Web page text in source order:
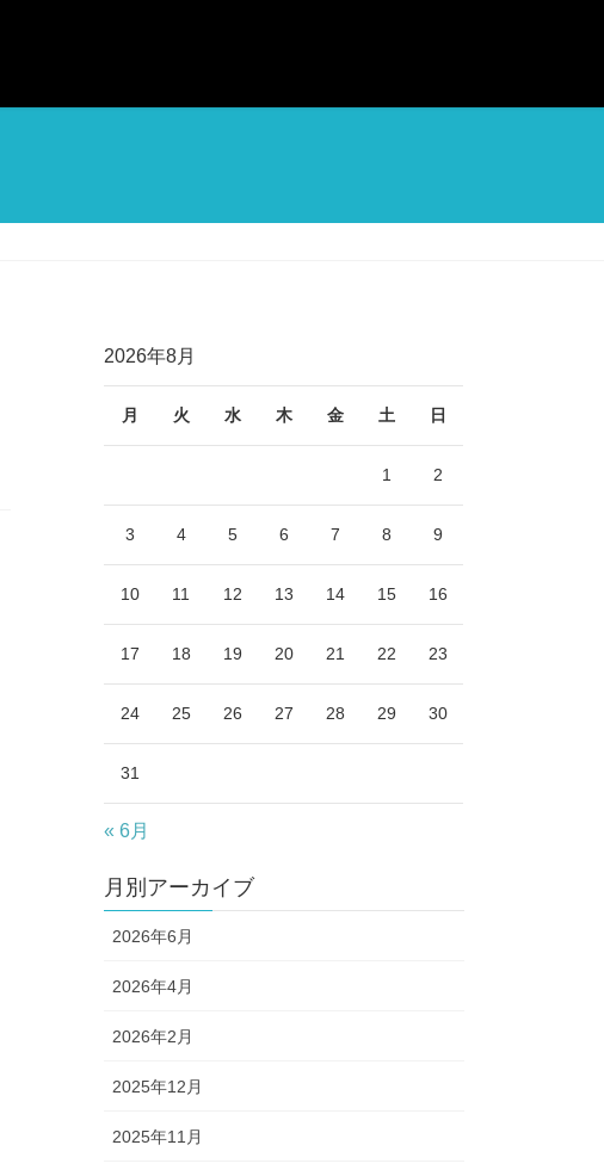
2026年8月
月 火 水 木 金 土 日
1 2
3 4 5 6 7 8 9
10 11 12 13 14 15 16
17 18 19 20 21 22 23
24 25 26 27 28 29 30
31
« 6月
月別アーカイブ
2026年6月
2026年4月
2026年2月
2025年12月
2025年11月